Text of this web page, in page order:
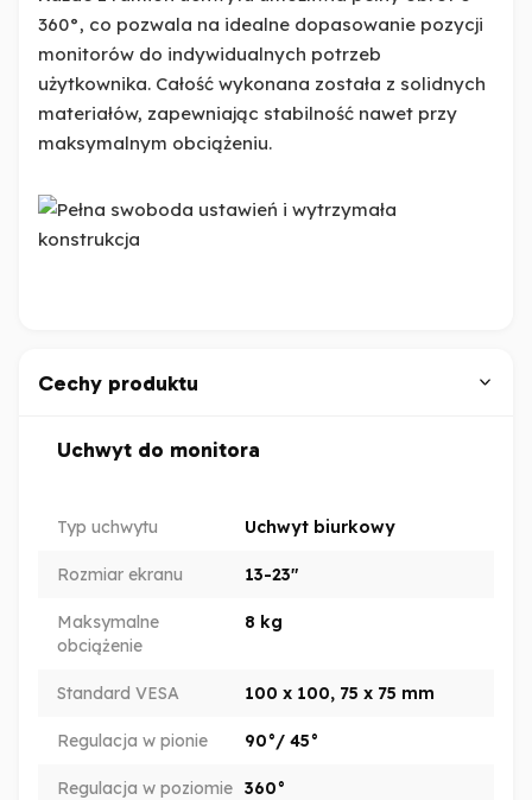
360°, co pozwala na idealne dopasowanie pozycji
monitorów do indywidualnych potrzeb
użytkownika. Całość wykonana została z solidnych
materiałów, zapewniając stabilność nawet przy
maksymalnym obciążeniu.
Cechy produktu
Uchwyt do monitora
Typ uchwytu Uchwyt biurkowy
Rozmiar ekranu 13-23"
Maksymalne
obciążenie
8 kg
Standard VESA 100 x 100, 75 x 75 mm
Regulacja w pionie 90°/ 45°
Regulacja w poziomie 360°